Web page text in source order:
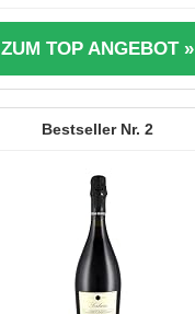
ZUM TOP ANGEBOT »
2